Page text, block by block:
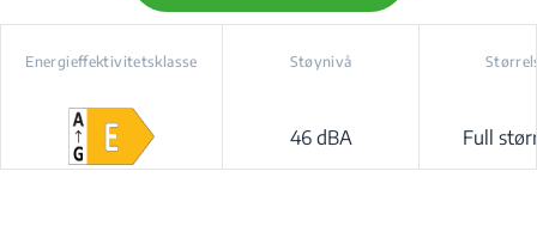
Energieffektivitetsklasse Støynivå
46 dBA Full